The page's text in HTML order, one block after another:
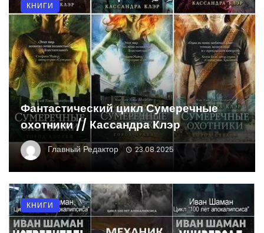
Фантастический цикл Сумеречные
охотники // Кассандра Клэр
Главный Редактор 23.08.2025
КНИГИ
КНИГИ